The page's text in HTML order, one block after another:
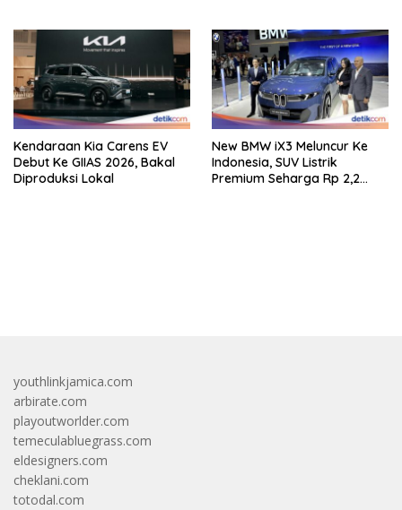
Kendaraan Kia Carens EV
Debut Ke GIIAS 2026, Bakal
Diproduksi Lokal
New BMW iX3 Meluncur Ke
Indonesia, SUV Listrik
Premium Seharga Rp 2,2
youthlinkjamica.com
arbirate.com
playoutworlder.com
temeculabluegrass.com
eldesigners.com
cheklani.com
totodal.com